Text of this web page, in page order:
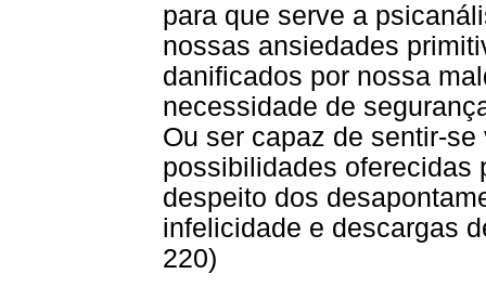
para que serve a
nossas ansiedades
danificados por nossa
necessidade de
Ou ser capaz de sentir-
possibilidades oferecidas
despeito dos
infelicidade e descargas
220)